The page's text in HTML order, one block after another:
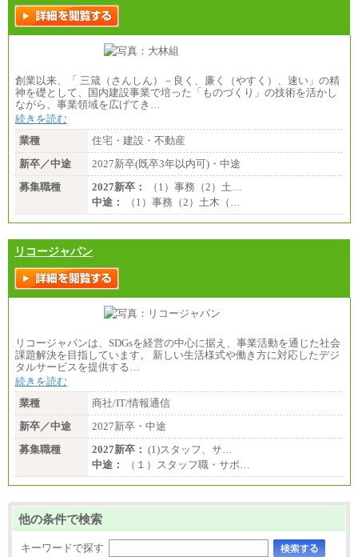
創業以来、「 三箴（さんしん）－良く、廉く（やすく）、速い」の精
神を礎として、国内建設事業で培った「ものづくり」の技術を活かし
ながら、事業領域を広げてき…
続きを読む
業種
住宅・建設・不動産
新卒／中途
2027新卒(既卒3年以内可)・中途
募集職種
2027新卒：
（1）事務（2）土…
中途：
（1）事務（2）土木（…
リコージャパン
リコージャパンは、SDGsを経営の中心に据え、事業活動を通じた社会
課題解決を目指しています。 新しい生活様式や働き方に対応したデジ
タルサービスを提供する…
続きを読む
業種
商社/IT/情報通信
新卒／中途
2027新卒・中途
募集職種
2027新卒： (1)スタッフ、サ…
中途：
（１）スタッフ職・サポ…
他の条件で検索
キーワードで探す